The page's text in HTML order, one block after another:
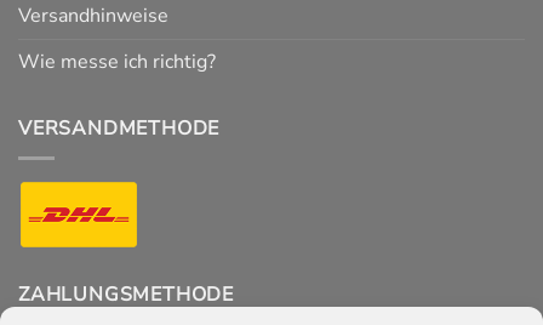
Versandhinweise
Wie messe ich richtig?
VERSANDMETHODE
ZAHLUNGSMETHODE